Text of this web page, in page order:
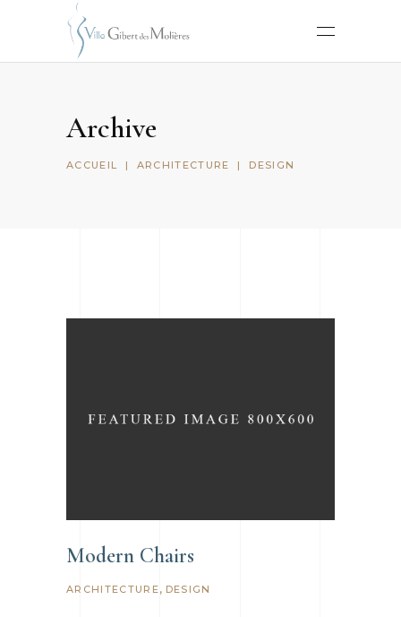
Archive
ACCUEIL | ARCHITECTURE | DESIGN
Modern Chairs
ARCHITECTURE DESIGN